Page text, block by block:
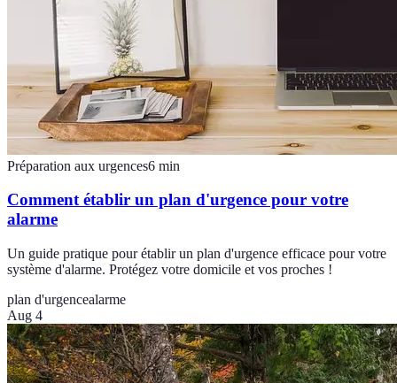
Préparation aux urgences6 min
Comment établir un plan d'urgence pour votre
alarme
Un guide pratique pour établir un plan d'urgence efficace pour votre
système d'alarme. Protégez votre domicile et vos proches !
plan d'urgencealarme
Aug 4